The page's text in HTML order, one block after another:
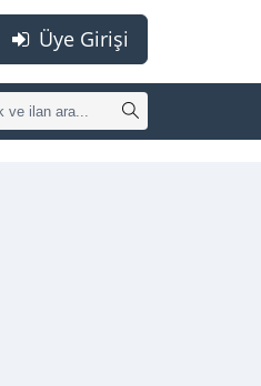
Üye Girişi